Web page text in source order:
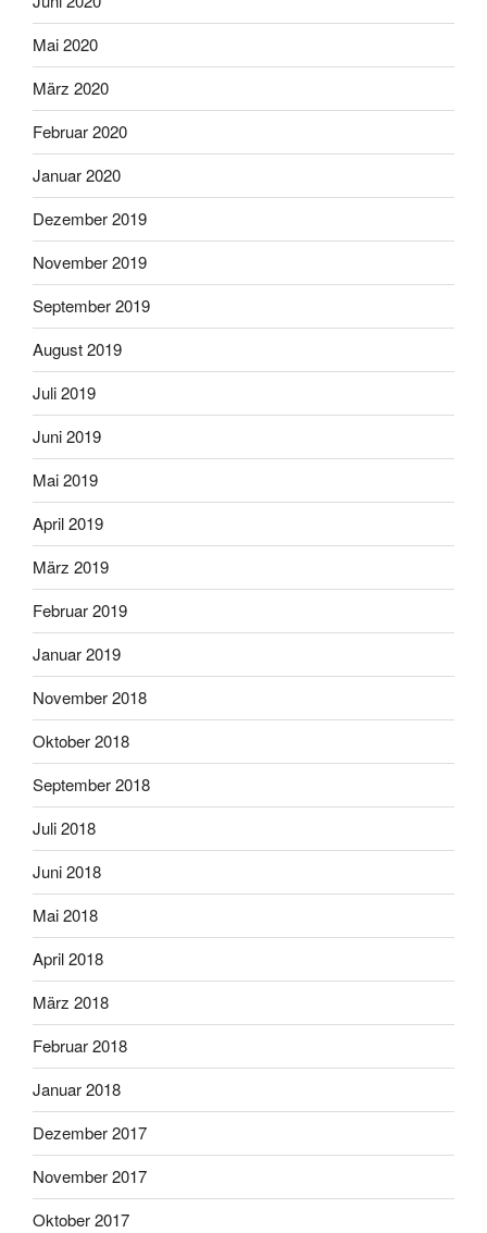
Mai 2020
März 2020
Februar 2020
Januar 2020
Dezember 2019
November 2019
September 2019
August 2019
Juli 2019
Juni 2019
Mai 2019
April 2019
März 2019
Februar 2019
Januar 2019
November 2018
Oktober 2018
September 2018
Juli 2018
Juni 2018
Mai 2018
April 2018
März 2018
Februar 2018
Januar 2018
Dezember 2017
November 2017
Oktober 2017